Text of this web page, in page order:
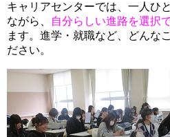
キャリアセンターでは、一人ひ
ながら、
自分らしい進路を選択
ます。進学・就職など、どんな
ださい。